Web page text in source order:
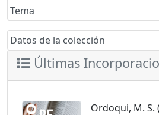
Tema
Datos de la colección
Últimas
Ordoqui, M. S.